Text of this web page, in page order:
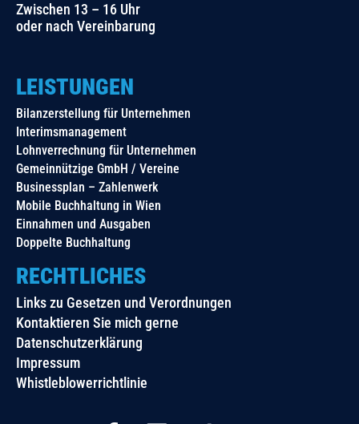
Zwischen 13 – 16 Uhr
oder nach Vereinbarung
LEISTUNGEN
Bilanzerstellung für Unternehmen
Interimsmanagement
Lohnverrechnung für Unternehmen
Gemeinnützige GmbH / Vereine
Businessplan – Zahlenwerk
Mobile Buchhaltung in Wien
Einnahmen und Ausgaben
Doppelte Buchhaltung
RECHTLICHES
Links zu Gesetzen und Verordnungen
Kontaktieren Sie mich gerne
Datenschutzerklärung
Impressum
Whistleblowerrichtlinie